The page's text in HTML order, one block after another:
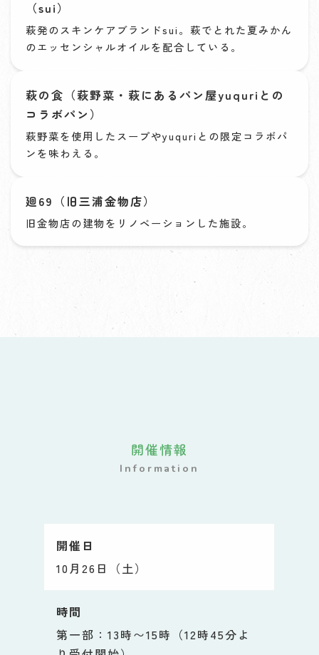
（sui）
萩発のスキンケアブランドsui。萩でとれた夏みかん
のエッセンシャルオイルを配合している。
萩の食（萩野菜・萩にあるパン屋yuquriとの
コラボパン）
萩野菜を使用したスープやyuquriとの限定コラボパ
ンを味わえる。
廻69（旧三浦金物店）
旧金物店の建物をリノベーションした施設。
開催情報
Information
開催日
10月26日（土）
時間
第一部：13時〜15時（12時45分よ